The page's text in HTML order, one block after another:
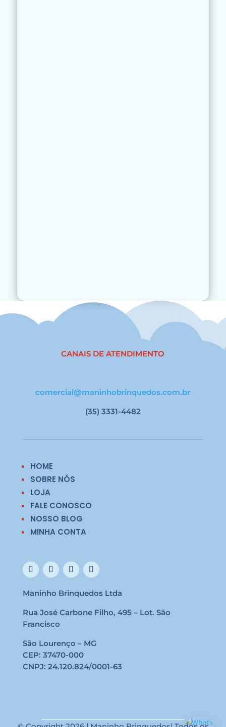
CANAIS DE ATENDIMENTO
comercial@maninhobrinquedos.com.br
(35) 3331-4482
HOME
SOBRE NÓS
LOJA
FALE CONOSCO
NOSSO BLOG
MINHA CONTA
Maninho Brinquedos Ltda
Rua José Carbone Filho, 495 – Lot. São
Francisco
São Lourenço – MG
CEP: 37470-000
CNPJ: 24.120.824/0001-63